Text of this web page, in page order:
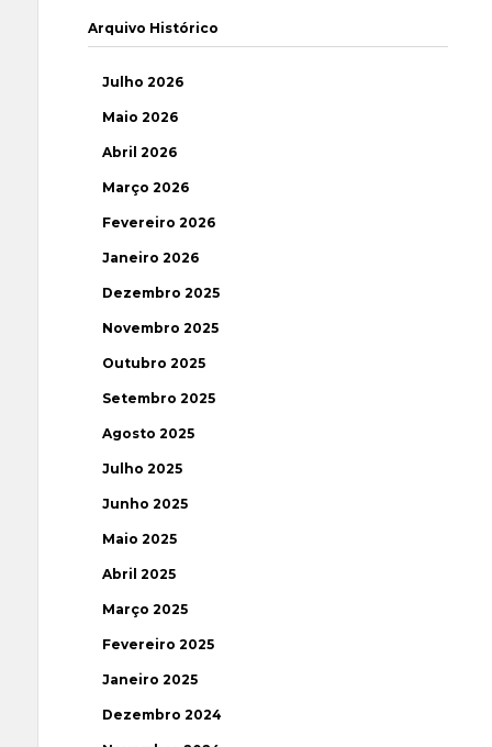
Arquivo Histórico
Julho 2026
Maio 2026
Abril 2026
Março 2026
Fevereiro 2026
Janeiro 2026
Dezembro 2025
Novembro 2025
Outubro 2025
Setembro 2025
Agosto 2025
Julho 2025
Junho 2025
Maio 2025
Abril 2025
Março 2025
Fevereiro 2025
Janeiro 2025
Dezembro 2024